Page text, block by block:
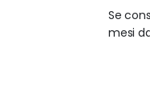
Se
mesi